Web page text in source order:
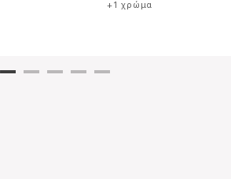
+1 χρώμα